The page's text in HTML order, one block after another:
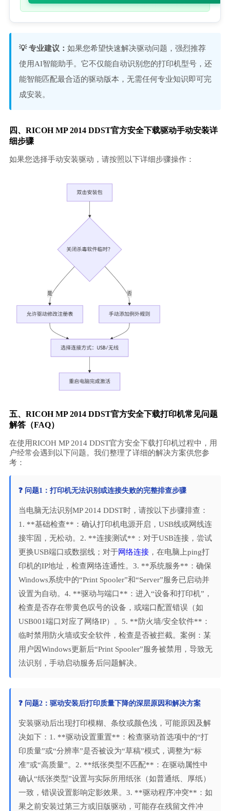
💡 专业建议： 如果您希望快速解决驱动问题，强烈推荐
使用AI智能助手。它不仅能自动识别您的打印机型号，还
能智能匹配最合适的驱动版本，无需任何专业知识即可完
成安装。
四、RICOH MP 2014 DDST官方安全下载驱动手动安装详
细步骤
如果您选择手动安装驱动，请按照以下详细步骤操作：
五、RICOH MP 2014 DDST官方安全下载打印机常见问题
解答（FAQ）
在使用RICOH MP 2014 DDST官方安全下载打印机过程中，用
户经常会遇到以下问题。我们整理了详细的解决方案供您参
考：
❓ 问题1：打印机无法识别或连接失败的完整排查步骤
当电脑无法识别MP 2014 DDST时，请按以下步骤排查：
1. **基础检查**：确认打印机电源开启，USB线或网线连
接牢固，无松动。2. **连接测试**：对于USB连接，尝试
更换USB端口或数据线；对于网络连接，在电脑上ping打
印机的IP地址，检查网络连通性。3. **系统服务**：确保
Windows系统中的“Print Spooler”和“Server”服务已启动并
设置为自动。4. **驱动与端口**：进入“设备和打印机”，
检查是否存在带黄色叹号的设备，或端口配置错误（如
USB001端口对应了网络IP）。5. **防火墙/安全软件**：
临时禁用防火墙或安全软件，检查是否被拦截。案例：某
用户因Windows更新后“Print Spooler”服务被禁用，导致无
法识别，手动启动服务后问题解决。
❓ 问题2：驱动安装后打印质量下降的深层原因和解决方案
安装驱动后出现打印模糊、条纹或颜色浅，可能原因及解
决如下：1. **驱动设置重置**：检查驱动首选项中的“打
印质量”或“分辨率”是否被设为“草稿”模式，调整为“标
准”或“高质量”。2. **纸张类型不匹配**：在驱动属性中
确认“纸张类型”设置与实际所用纸张（如普通纸、厚纸）
一致，错误设置影响定影效果。3. **驱动程序冲突**：如
果之前安装过第三方或旧版驱动，可能存在残留文件冲